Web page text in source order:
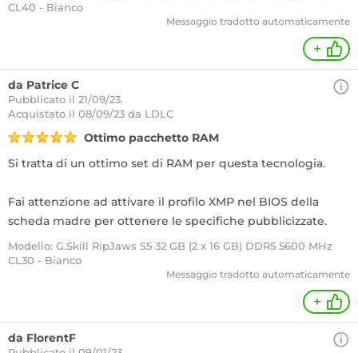
CL40 - Bianco
Messaggio tradotto automaticamente
+
da Patrice C
Pubblicato il 21/09/23.
Acquistato il 08/09/23 da LDLC
Ottimo pacchetto RAM
Si tratta di un ottimo set di RAM per questa tecnologia.
Fai attenzione ad attivare il profilo XMP nel BIOS della
scheda madre per ottenere le specifiche pubblicizzate.
Modello: G.Skill RipJaws S5 32 GB (2 x 16 GB) DDR5 5600 MHz
CL30 - Bianco
Messaggio tradotto automaticamente
+
da FlorentF